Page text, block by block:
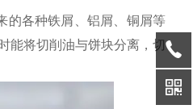
的各种铁屑、铝屑、铜屑等
能将切削油与饼块分离，切